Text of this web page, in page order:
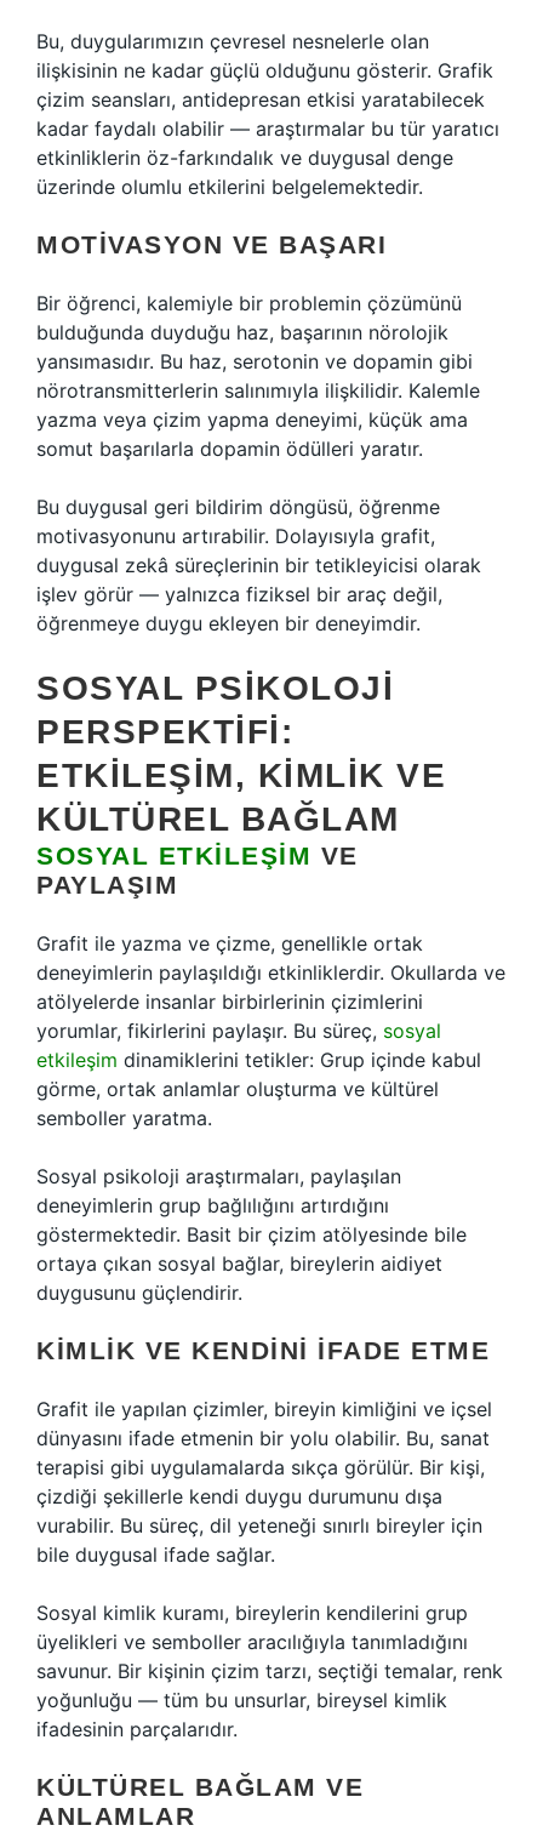
Bu, duygularımızın çevresel nesnelerle olan
ilişkisinin ne kadar güçlü olduğunu gösterir. Grafik
çizim seansları, antidepresan etkisi yaratabilecek
kadar faydalı olabilir — araştırmalar bu tür yaratıcı
etkinliklerin öz-farkındalık ve duygusal denge
üzerinde olumlu etkilerini belgelemektedir.
MOTIVASYON VE BAŞARI
Bir öğrenci, kalemiyle bir problemin çözümünü
bulduğunda duyduğu haz, başarının nörolojik
yansımasıdır. Bu haz, serotonin ve dopamin gibi
nörotransmitterlerin salınımıyla ilişkilidir. Kalemle
yazma veya çizim yapma deneyimi, küçük ama
somut başarılarla dopamin ödülleri yaratır.
Bu duygusal geri bildirim döngüsü, öğrenme
motivasyonunu artırabilir. Dolayısıyla grafit,
duygusal zekâ süreçlerinin bir tetikleyicisi olarak
işlev görür — yalnızca fiziksel bir araç değil,
öğrenmeye duygu ekleyen bir deneyimdir.
SOSYAL PSIKOLOJI
PERSPEKTIFI:
ETKILEŞIM, KIMLIK VE
KÜLTÜREL BAĞLAM
SOSYAL ETKILEŞIM VE
PAYLAŞIM
Grafit ile yazma ve çizme, genellikle ortak
deneyimlerin paylaşıldığı etkinliklerdir. Okullarda ve
atölyelerde insanlar birbirlerinin çizimlerini
yorumlar, fikirlerini paylaşır. Bu süreç, sosyal
etkileşim dinamiklerini tetikler: Grup içinde kabul
görme, ortak anlamlar oluşturma ve kültürel
semboller yaratma.
Sosyal psikoloji araştırmaları, paylaşılan
deneyimlerin grup bağlılığını artırdığını
göstermektedir. Basit bir çizim atölyesinde bile
ortaya çıkan sosyal bağlar, bireylerin aidiyet
duygusunu güçlendirir.
KIMLIK VE KENDINI İFADE ETME
Grafit ile yapılan çizimler, bireyin kimliğini ve içsel
dünyasını ifade etmenin bir yolu olabilir. Bu, sanat
terapisi gibi uygulamalarda sıkça görülür. Bir kişi,
çizdiği şekillerle kendi duygu durumunu dışa
vurabilir. Bu süreç, dil yeteneği sınırlı bireyler için
bile duygusal ifade sağlar.
Sosyal kimlik kuramı, bireylerin kendilerini grup
üyelikleri ve semboller aracılığıyla tanımladığını
savunur. Bir kişinin çizim tarzı, seçtiği temalar, renk
yoğunluğu — tüm bu unsurlar, bireysel kimlik
ifadesinin parçalarıdır.
KÜLTÜREL BAĞLAM VE
ANLAMLAR